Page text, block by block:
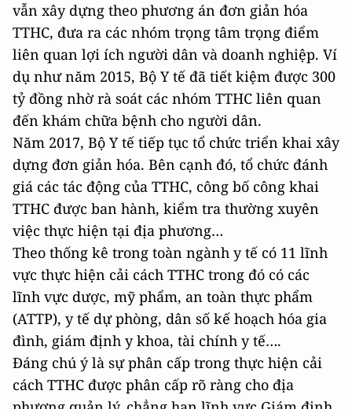
vẫn xây dựng theo phương án đơn giản hóa
TTHC, đưa ra các nhóm trọng tâm trọng điểm
liên quan lợi ích người dân và doanh nghiệp. Ví
dụ như năm 2015, Bộ Y tế đã tiết kiệm được 300
tỷ đồng nhờ rà soát các nhóm TTHC liên quan
đến khám chữa bệnh cho người dân.
Năm 2017, Bộ Y tế tiếp tục tổ chức triển khai xây
dựng đơn giản hóa. Bên cạnh đó, tổ chức đánh
giá các tác động của TTHC, công bố công khai
TTHC được ban hành, kiểm tra thường xuyên
việc thực hiện tại địa phương…
Theo thống kê trong toàn ngành y tế có 11 lĩnh
vực thực hiện cải cách TTHC trong đó có các
lĩnh vực dược, mỹ phẩm, an toàn thực phẩm
(ATTP), y tế dự phòng, dân số kế hoạch hóa gia
đình, giám định y khoa, tài chính y tế….
Đáng chú ý là sự phân cấp trong thực hiện cải
cách TTHC được phân cấp rõ ràng cho địa